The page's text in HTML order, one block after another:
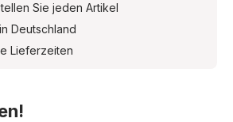
Sie jeden Artikel
in Deutschland
Lieferzeiten